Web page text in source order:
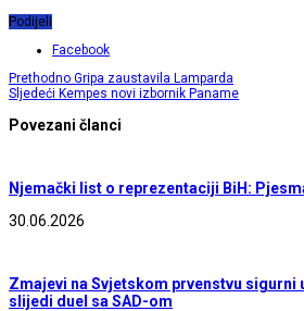
Podijeli
Facebook
Prethodno Gripa zaustavila Lamparda
Sljedeći Kempes novi izbornik Paname
Povezani članci
Njemački list o reprezentaciji BiH:
30.06.2026
Zmajevi na Svjetskom prvenstvu sigurni
slijedi duel sa SAD-om